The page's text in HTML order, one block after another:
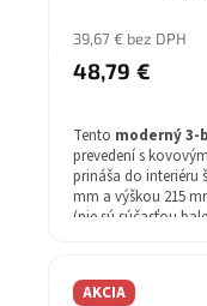
39,67 € bez DPH
48,79 €
Tento moderný 3-
prevedení s
prináša do interiéru
mm a výškou 215
(nie sú súčasťou
AKCIA